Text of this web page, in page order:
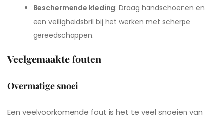
Beschermende kleding: Draag handschoenen en
een veiligheidsbril bij het werken met scherpe
gereedschappen.
Veelgemaakte fouten
Overmatige snoei
Een veelvoorkomende fout is het te veel snoeien van